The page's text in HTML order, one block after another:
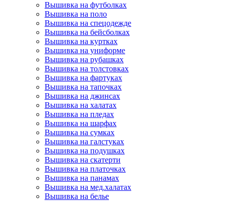
Вышивка на футболках
Вышивка на поло
Вышивка на спецодежде
Вышивка на бейсболках
Вышивка на куртках
Вышивка на униформе
Вышивка на рубашках
Вышивка на толстовках
Вышивка на фартуках
Вышивка на тапочках
Вышивка на джинсах
Вышивка на халатах
Вышивка на пледах
Вышивка на шарфах
Вышивка на сумках
Вышивка на галстуках
Вышивка на подушках
Вышивка на скатерти
Вышивка на платочках
Вышивка на панамах
Вышивка на мед.халатах
Вышивка на белье